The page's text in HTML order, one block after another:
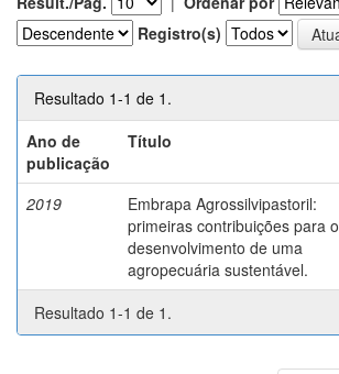
Registro(s)
Resultado 1-1 de 1.
Ano de
publicação
Título
2019
Embrapa Agrossilvipastoril:
primeiras contribuições para o
desenvolvimento de uma
agropecuária sustentável.
Resultado 1-1 de 1.